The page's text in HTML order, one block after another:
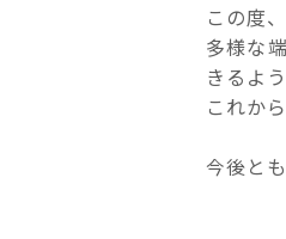
この度
多様な
きるよ
これか
今後と